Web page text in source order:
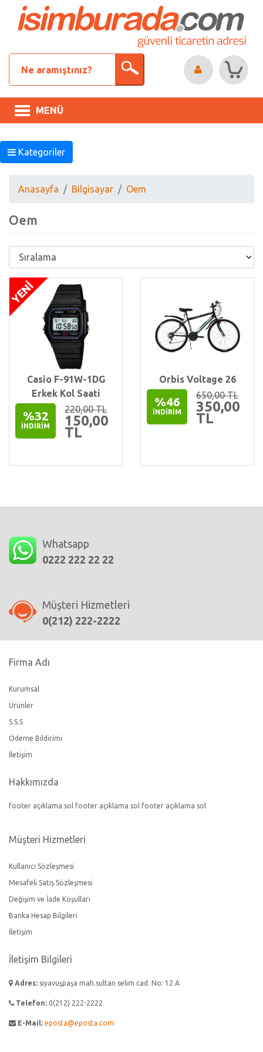
MENÜ
Kategoriler
Anasayfa Bilgisayar Oem
Oem
Casio F-91W-1DG
Erkek Kol Saati
%32
İNDIRIM
220,00 TL
150,00
TL
Orbis Voltage 26
%46
İNDIRIM
650,00 TL
350,00
TL
Whatsapp
0222 222 22 22
Müşteri Hizmetleri
0(212) 222-2222
Firma Adı
Kurumsal
Ürünler
S.S.S
Ödeme Bildirimi
İletişim
Hakkımızda
footer açıklama sol footer açıklama sol footer açıklama sol
Müşteri Hizmetleri
Kullanıcı Sözleşmesi
Mesafeli Satış Sözleşmesi
Değişim ve İade Koşulları
Banka Hesap Bilgileri
İletişim
İletişim Bilgileri
Adres: siyavuşpaşa mah.sultan selim cad. No: 12 A
Telefon: 0(212) 222-2222
E-Mail: eposta@eposta.com